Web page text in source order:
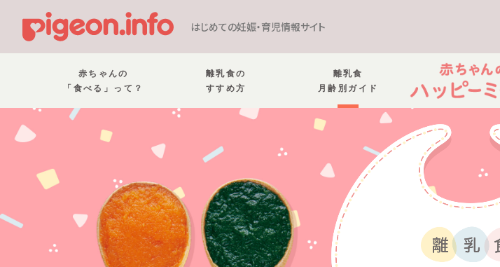
はじめての妊娠・育児情報サイト
赤ちゃんの
「食べる」って？
離乳食の
すすめ方
離乳食
月齢別ガイド